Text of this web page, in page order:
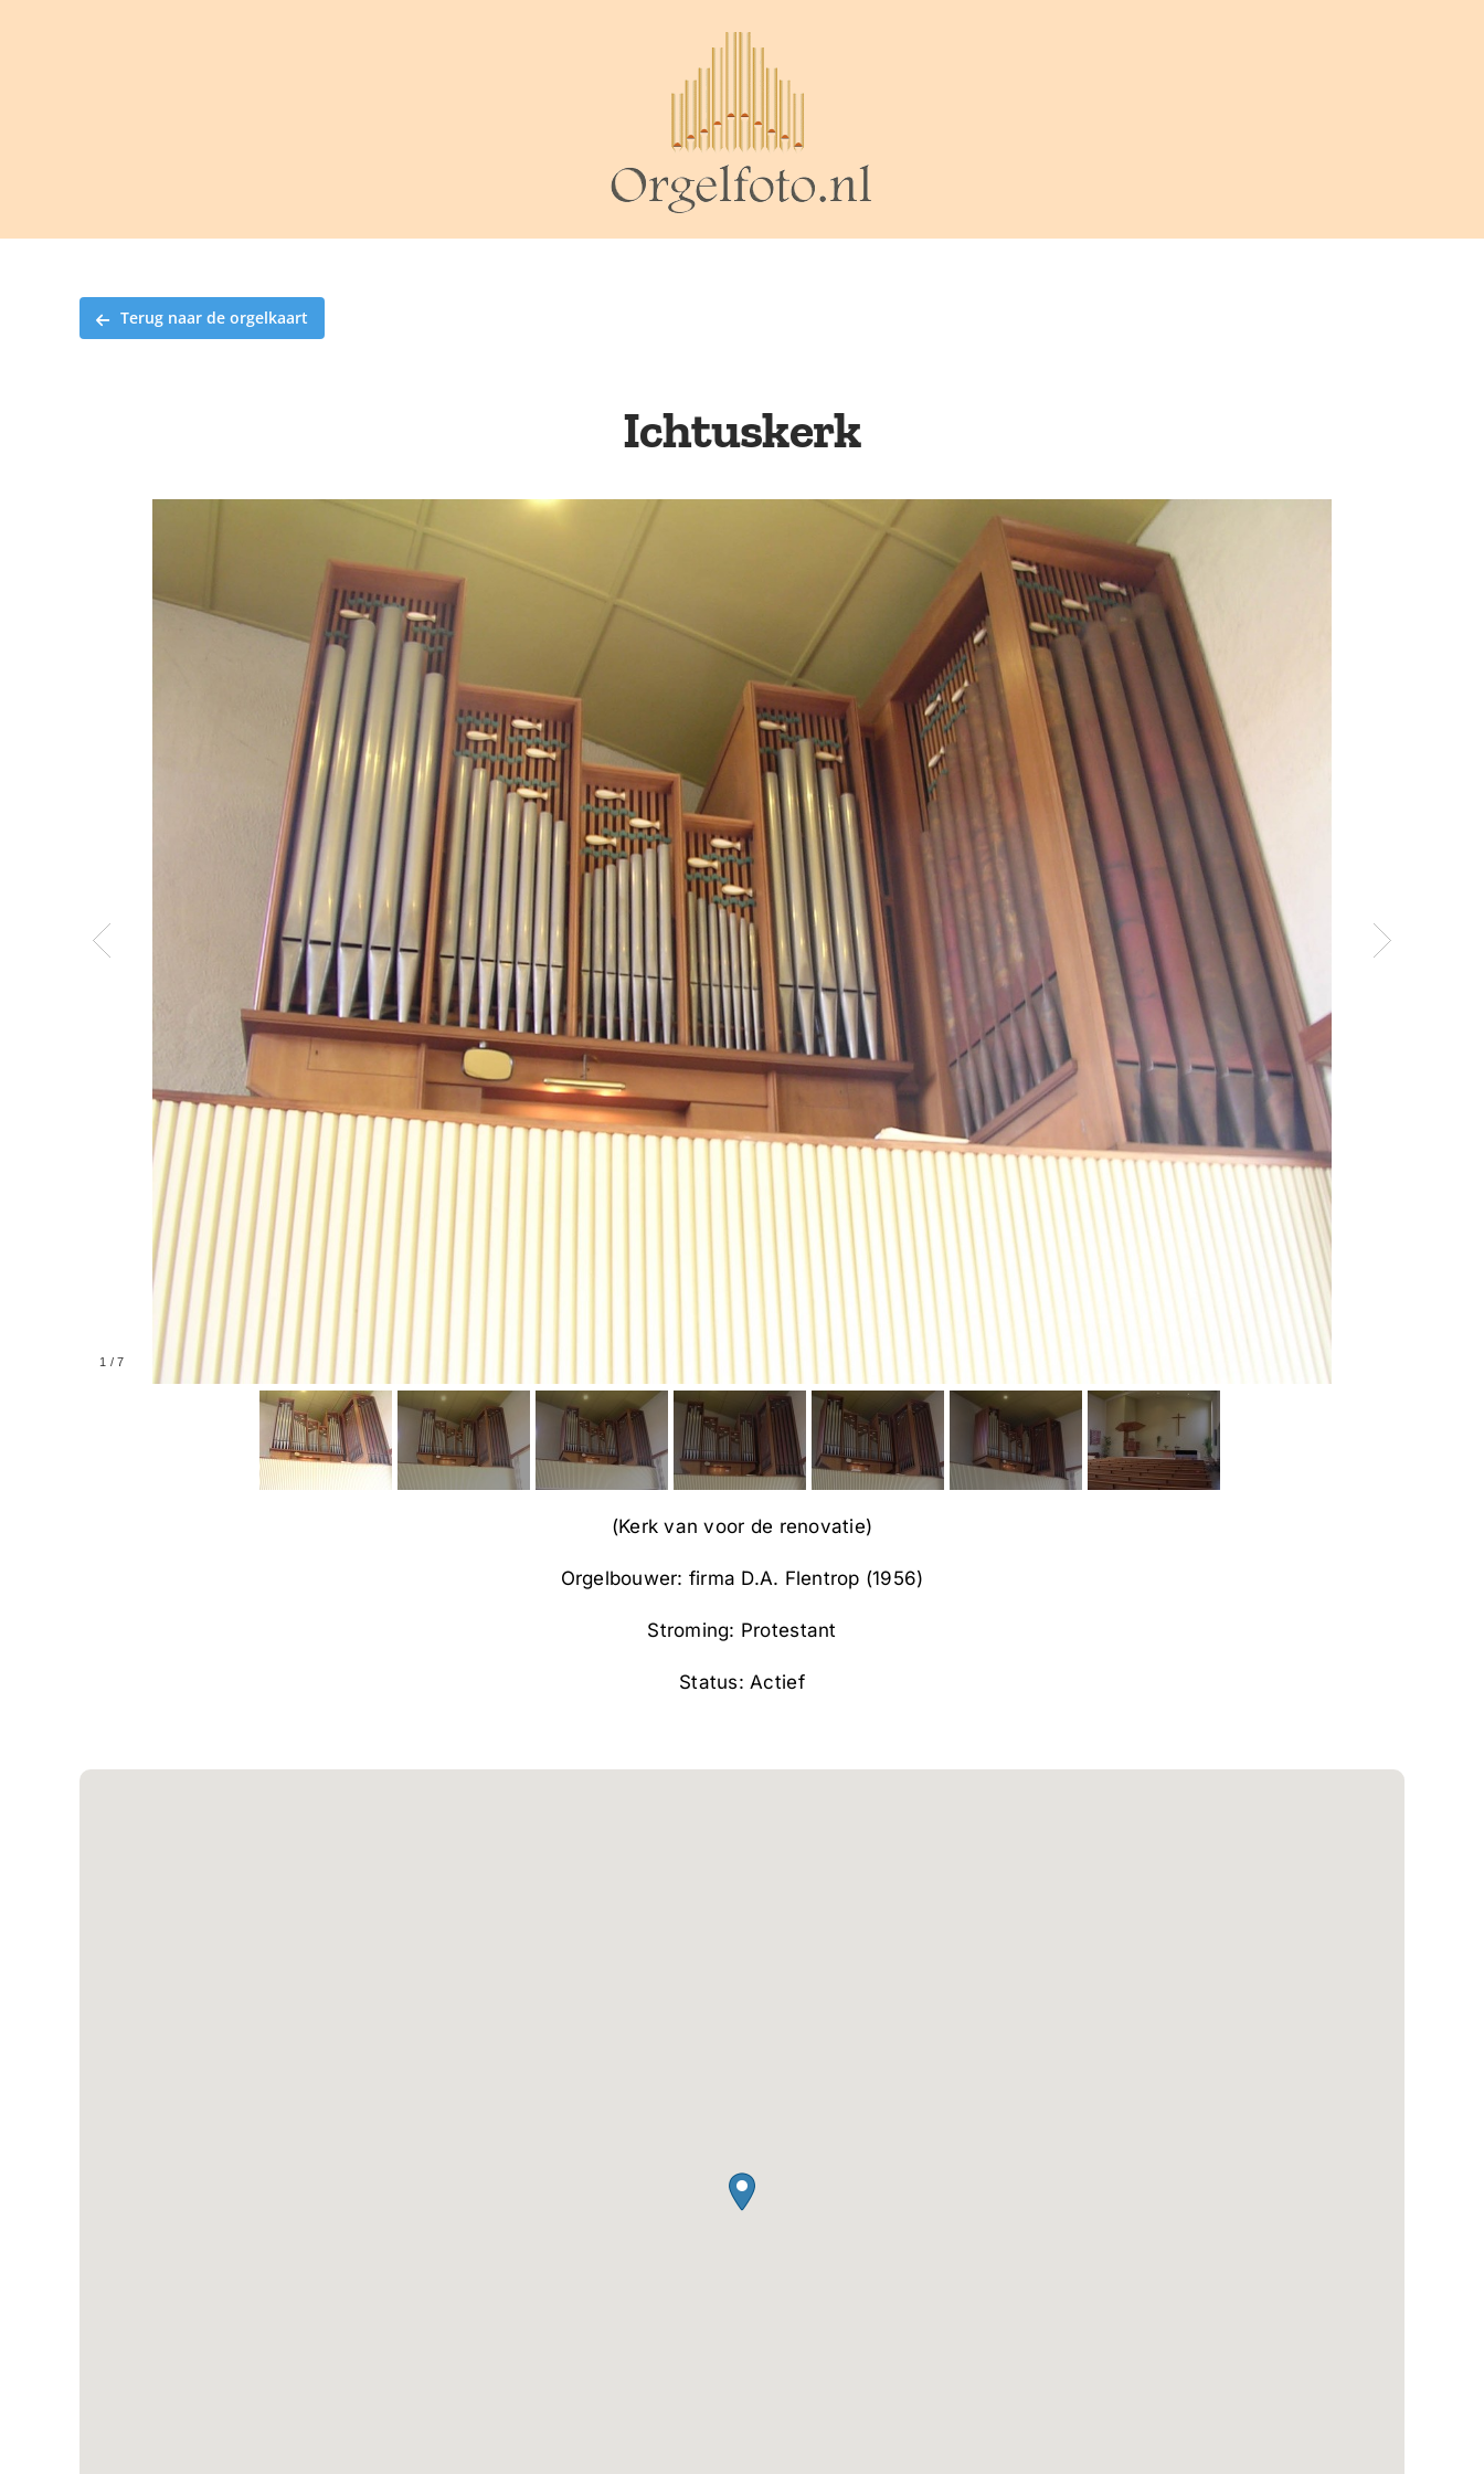
Terug naar de orgelkaart
Ichtuskerk
1 /7
(Kerk van voor de renovatie)
Orgelbouwer: firma D.A. Flentrop (1956)
Stroming: Protestant
Status: Actief